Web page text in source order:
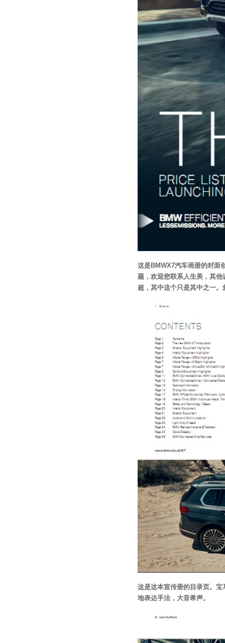
这是BMWX7汽车画册的封面
题，欢迎您联系人生美，其
超，其中这个只是其中之一
这是这本宣传册的目录页。
地表达手法，大音希声。